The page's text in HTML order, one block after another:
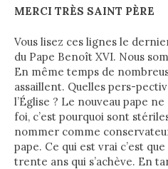
MERCI TRÈS SAINT PÈRE
Vous lisez ces lignes le
du Pape Benoît XVI. Nous
En même temps de
assaillent. Quelles pers-
l’Église ? Le nouveau pape
foi, c’est pourquoi sont
nommer comme
pape. Ce qui est vrai c’est
trente ans qui s’achève. En